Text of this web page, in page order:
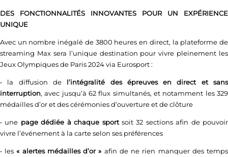
DES FONCTIONNALITÉS INNOVANTES POUR UN EXPÉRIENCE
UNIQUE
Avec un nombre inégalé de 3800 heures en direct, la plateforme de
streaming Max sera l’unique destination pour vivre pleinement les
Jeux Olympiques de Paris 2024 via Eurosport :
• la diffusion del’intégralité des épreuves en direct et sans
interruption, avec jusqu’à 62 flux simultanés, et notamment les 329
médailles d’or et des cérémonies d’ouverture et de clôture
• une page dédiée à chaque sportsoit 32 sections afin de pouvoir
vivre l’événement à la carte selon ses préférences
• les« alertes médailles d’or » afin de ne rien manquer des temps